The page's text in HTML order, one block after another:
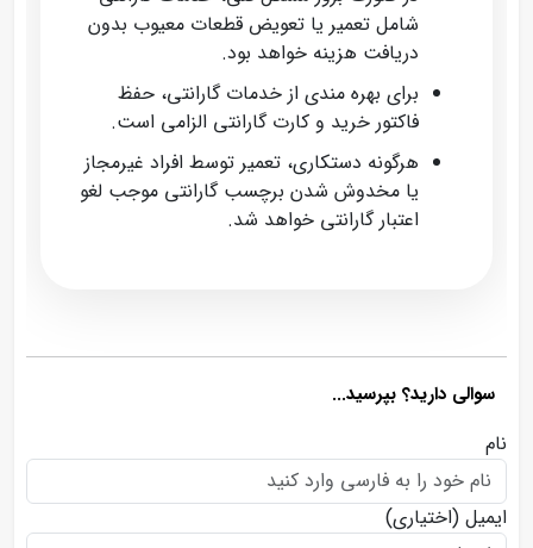
شامل تعمیر یا تعویض قطعات معیوب بدون
دریافت هزینه خواهد بود.
برای بهره‌ مندی از خدمات گارانتی، حفظ
فاکتور خرید و کارت گارانتی الزامی است.
هرگونه دستکاری، تعمیر توسط افراد غیرمجاز
یا مخدوش شدن برچسب گارانتی موجب لغو
اعتبار گارانتی خواهد شد.
سوالی دارید؟ بپرسید...
نام
ایمیل (اختیاری)